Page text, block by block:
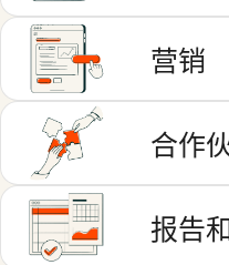
营销
合作
报告